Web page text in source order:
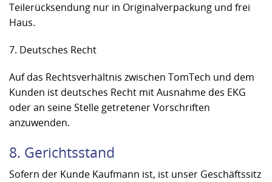
Teilerücksendung nur in Originalverpackung und frei
Haus.
7. Deutsches Recht
Auf das Rechtsverhältnis zwischen TomTech und dem
Kunden ist deutsches Recht mit Ausnahme des EKG
oder an seine Stelle getretener Vorschriften
anzuwenden.
8. Gerichtsstand
Sofern der Kunde Kaufmann ist, ist unser Geschäftssitz